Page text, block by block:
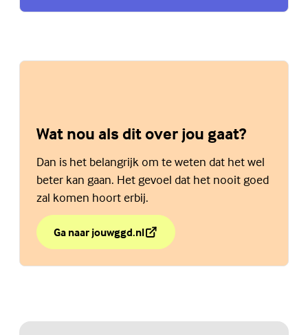
Wat nou als dit over jou gaat?
Dan is het belangrijk om te weten dat het wel
beter kan gaan. Het gevoel dat het nooit goed
zal komen hoort erbij.
Ga naar jouwggd.nl
over Wat nou als dit over jou gaat?
(Externe link)